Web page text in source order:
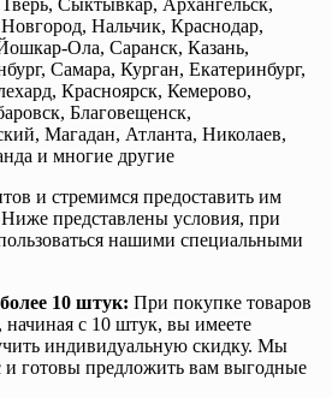
Нальчик, Краснодар,
Ола, Саранск, Казань,
Самара, Курган, Екатеринбург,
Красноярск, Кемерово,
Благовещенск,
Магадан, Атланта, Николаев,
и многие другие
и стремимся предоставить им
представлены условия, при
нашими специальными
10 штук: При покупке товаров
начиная с 10 штук, вы имеете
индивидуальную скидку. Мы
готовы предложить вам выгодные